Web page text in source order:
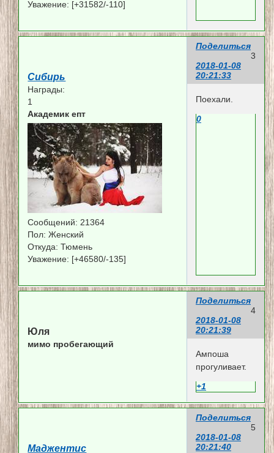
Уважение: [+31582/-110]
Поделиться
3
2018-01-08
20:21:33
Сибирь
Награды:
1
Академик епт
Сообщений: 21364
Пол: Женский
Откуда: Тюмень
Уважение: [+46580/-135]
Поехали.
0
Поделиться
4
2018-01-08
20:21:39
Юля
мимо пробегающий
Ампоша
прогуливает.
+1
Поделиться
5
2018-01-08
20:21:40
Маджентис